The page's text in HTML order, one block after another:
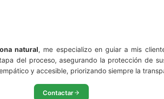
natural, me especializo en guiar a mis
del proceso, asegurando la protección de
y accesible, priorizando siempre la
Contactar